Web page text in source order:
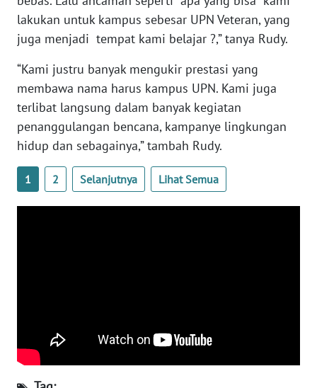
lakukan untuk kampus sebesar UPN Veteran, yang
juga menjadi tempat kami belajar ?,” tanya Rudy.
“Kami justru banyak mengukir prestasi yang
membawa nama harus kampus UPN. Kami juga
terlibat langsung dalam banyak kegiatan
penanggulangan bencana, kampanye lingkungan
hidup dan sebagainya,” tambah Rudy.
1 2 Selanjutnya Lihat Semua
WN
LAMPUNG
JATENG
WN
NUSANTARA
JOGJA
KALBAR
WN
KALTENG